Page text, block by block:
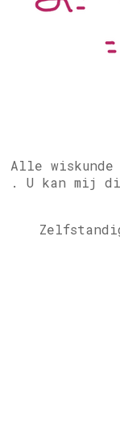
Alle
. U kan mij